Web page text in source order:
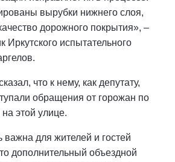
вырубки нижнего слоя,
дорожного покрытия», –
Иркутского испытательного
что к нему, как депутату,
обращения от горожан по
этой улице.
важна для жителей и гостей
дополнительный объездной